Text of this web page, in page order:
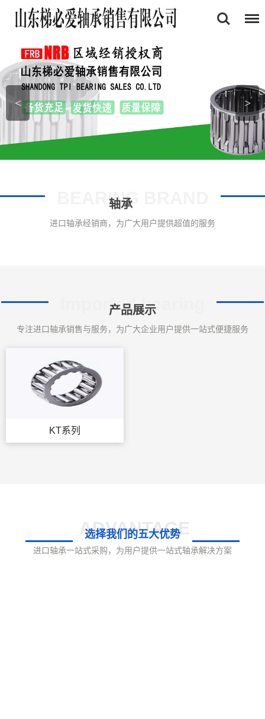
>
<
轴承
BEARING BRAND
进口轴承经销商，为广大用户提供超值的服务
产品展示
Imported bearing
专注进口轴承销售与服务，为广大企业用户提供一站式便捷服务
KT系列
选择我们的五大优势
ADVANTAGE
进口轴承一站式采购，为用户提供一站式轴承解决方案
首页
关于我们
产品中心
证书展示
新闻资讯
联系我们